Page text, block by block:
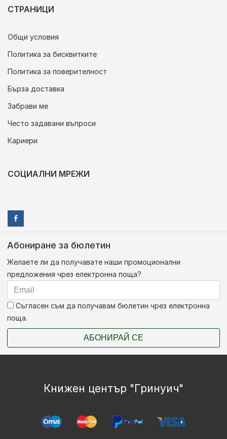
СТРАНИЦИ
Общи условия
Политика за бисквитките
Политика за поверителност
Бърза доставка
Забрави ме
Често задавани въпроси
Кариери
СОЦИАЛНИ МРЕЖИ
Абониране за бюлетин
Желаете ли да получавате наши промоционални
предложения чрез електронна поща?
Съгласен съм да получавам бюлетин чрез електронна
поща.
АБОНИРАЙ СЕ
Книжен център "Гринуич"